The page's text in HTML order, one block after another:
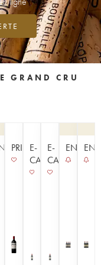
GRAND CRU
PRIMEUR
E-
CAVISTE
E-
CAVISTE